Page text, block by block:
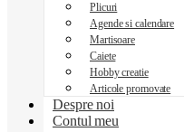
Plicuri
Agende si calendare
Martisoare
Caiete
Hobby creatie
Articole promovate
Despre noi
Contul meu